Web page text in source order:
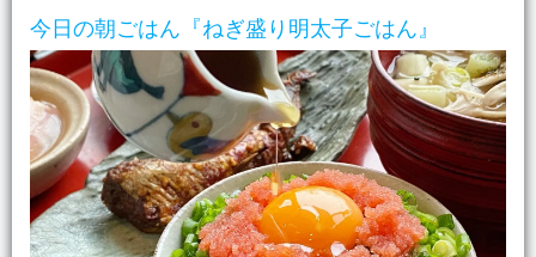
ー
今日の朝ごはん『ねぎ盛り明太子ごはん』